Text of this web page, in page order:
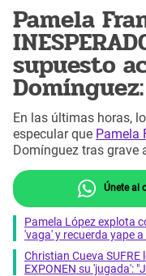
Pamela
supuesto
En las últimas horas,
especular que Pamela
Domínguez tras grave
Únete al
Pamela López explota
'vaga' y recuerda yape
Christian Cueva
EXPONEN su 'jugada':